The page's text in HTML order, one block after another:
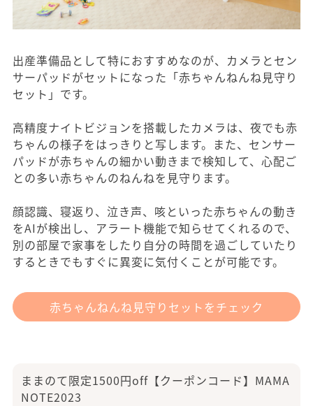
出産準備品として特におすすめなのが、カメラとセン
サーパッドがセットになった「赤ちゃんねんね見守り
セット」です。
高精度ナイトビジョンを搭載したカメラは、夜でも赤
ちゃんの様子をはっきりと写します。また、センサー
パッドが赤ちゃんの細かい動きまで検知して、心配ご
との多い赤ちゃんのねんねを見守ります。
顔認識、寝返り、泣き声、咳といった赤ちゃんの動き
をAIが検出し、アラート機能で知らせてくれるので、
別の部屋で家事をしたり自分の時間を過ごしていたり
するときでもすぐに異変に気付くことが可能です。
赤ちゃんねんね見守りセットをチェック
ままのて限定1500円off【クーポンコード】MAMA
NOTE2023